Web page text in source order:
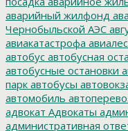
аварийный жилфонд
Чернобыльской АЭС
авиакатастрофа
автобус автобусная
автобусные остановки
парк автобусы
автомобиль
адвокат Адвокаты
административная